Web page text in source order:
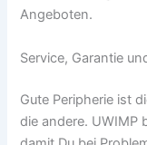
Angeboten.
Service, Garantie
Gute Peripherie ist
die andere. UWIMP